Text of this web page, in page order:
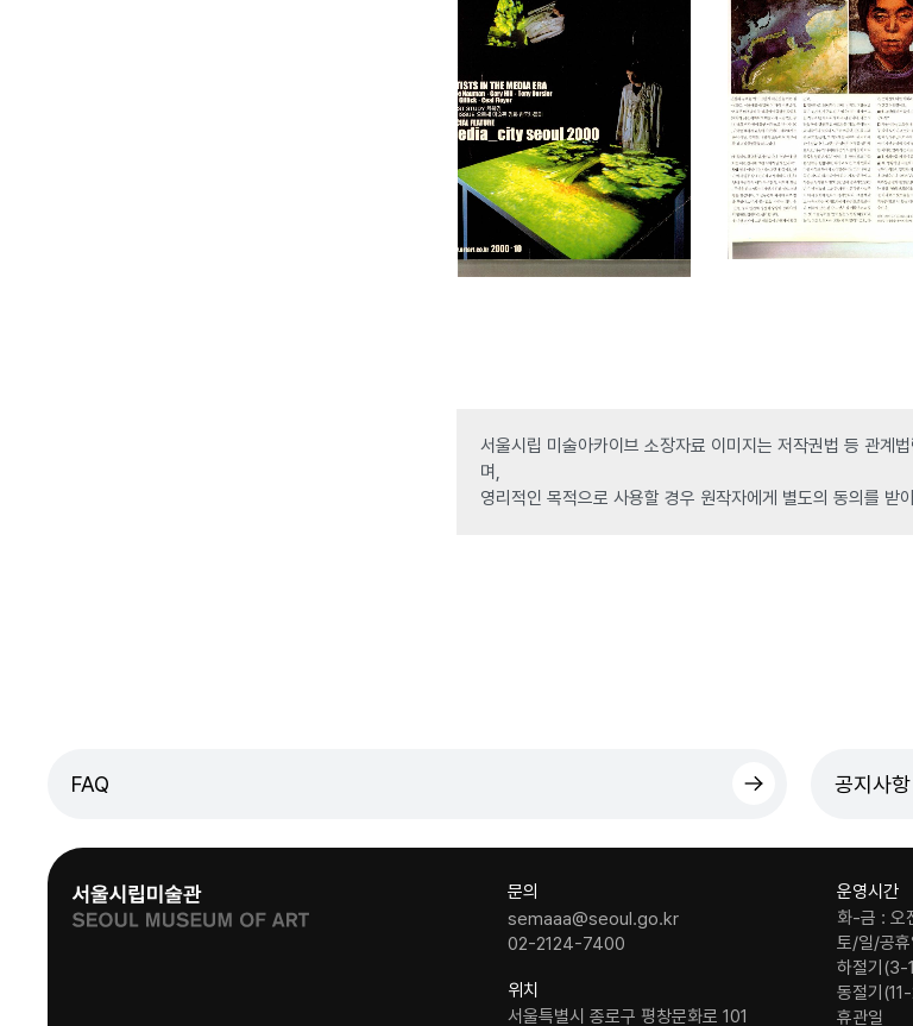
서울시립 미술아카이브 소장자료 이미지는 저작권법 등 관계
며,
영리적인 목적으로 사용할 경우 원작자에게 별도의 동의를 받
FAQ 공지사항
문의
semaaa@seoul.go.kr
02-2124-7400
위치
서울특별시 종로구 평창문화로 101
운영시간
화-금 : 오
토/일/공휴
하절기(3-
동절기
휴관일